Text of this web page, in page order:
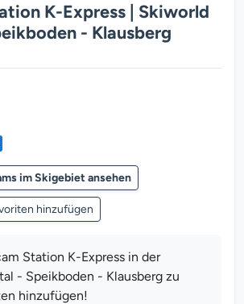
K-Express | Skiworld
- Klausberg
im Skigebiet ansehen
hinzufügen
Station K-Express in der
- Speikboden - Klausberg zu
hinzufügen!